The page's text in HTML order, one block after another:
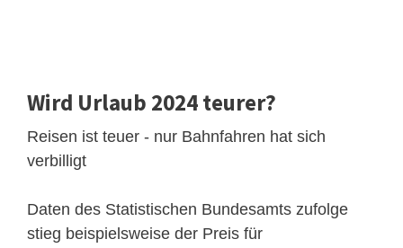
Wird Urlaub 2024 teurer?
Reisen ist teuer - nur Bahnfahren hat sich
verbilligt
Daten des Statistischen Bundesamts zufolge
stieg beispielsweise der Preis für